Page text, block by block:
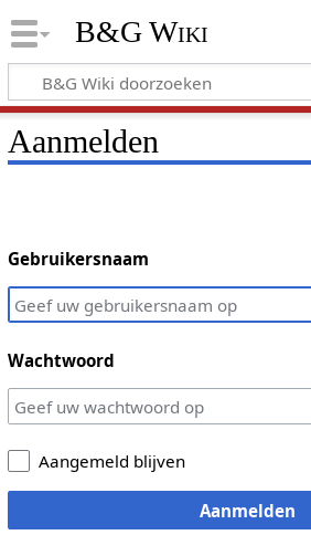
B&G Wiki
Aanmelden
Gebruikersnaam
Wachtwoord
Aangemeld blijven
Aanmelden